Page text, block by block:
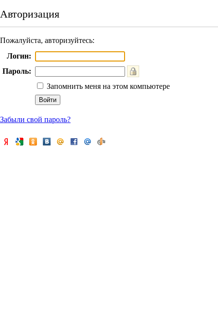
Авторизация
Пожалуйста, авторизуйтесь:
Логин:
Пароль:
Запомнить меня на этом компьютере
Забыли свой пароль?